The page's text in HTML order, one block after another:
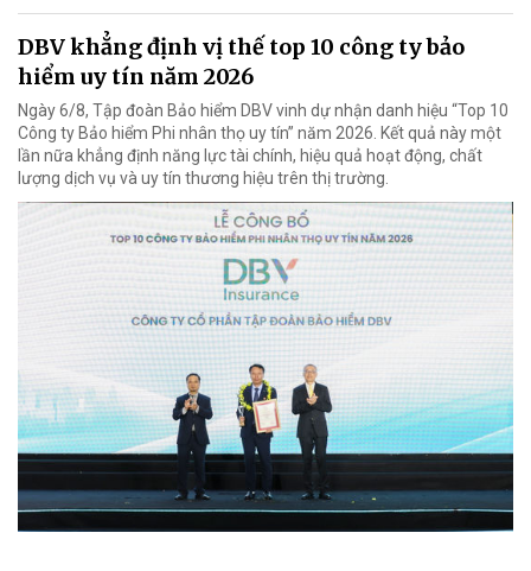
DBV khẳng định vị thế top 10 công ty bảo
hiểm uy tín năm 2026
Ngày 6/8, Tập đoàn Bảo hiểm DBV vinh dự nhận danh hiệu “Top 10
Công ty Bảo hiểm Phi nhân thọ uy tín” năm 2026. Kết quả này một
lần nữa khẳng định năng lực tài chính, hiệu quả hoạt động, chất
lượng dịch vụ và uy tín thương hiệu trên thị trường.